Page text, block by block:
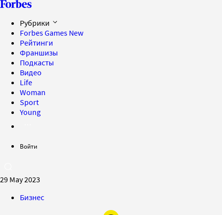
Рубрики
Forbes Games New
Рейтинги
Франшизы
Подкасты
Видео
Life
Woman
Sport
Young
Войти
29 May 2023
Бизнес